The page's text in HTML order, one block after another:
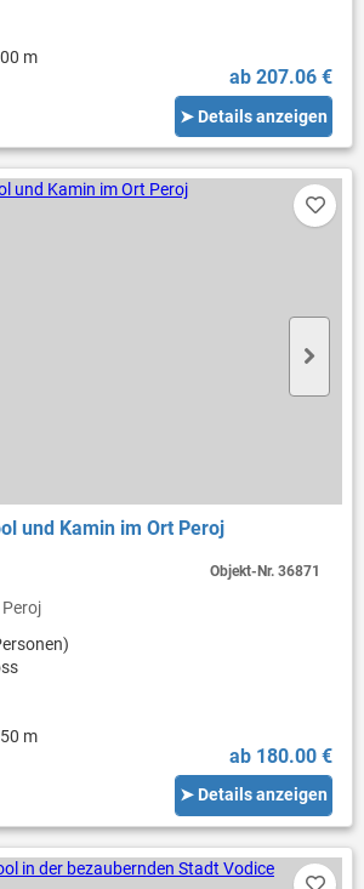
m
ab 207.06 €
➤ Details anzeigen
und Kamin im Ort Peroj
m
ab 180.00 €
➤ Details anzeigen
Objekt-Nr.36871